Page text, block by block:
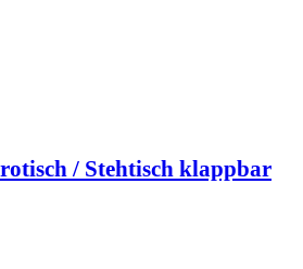
/ Stehtisch klappbar